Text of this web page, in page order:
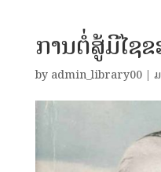
ການຕໍ່ສູ້ມີໄຊ
by admin_library00|